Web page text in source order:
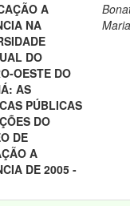
A
NA
DO
OESTE DO
AS
PÚBLICAS
DO
DE
A
DE 2005 -
Maria